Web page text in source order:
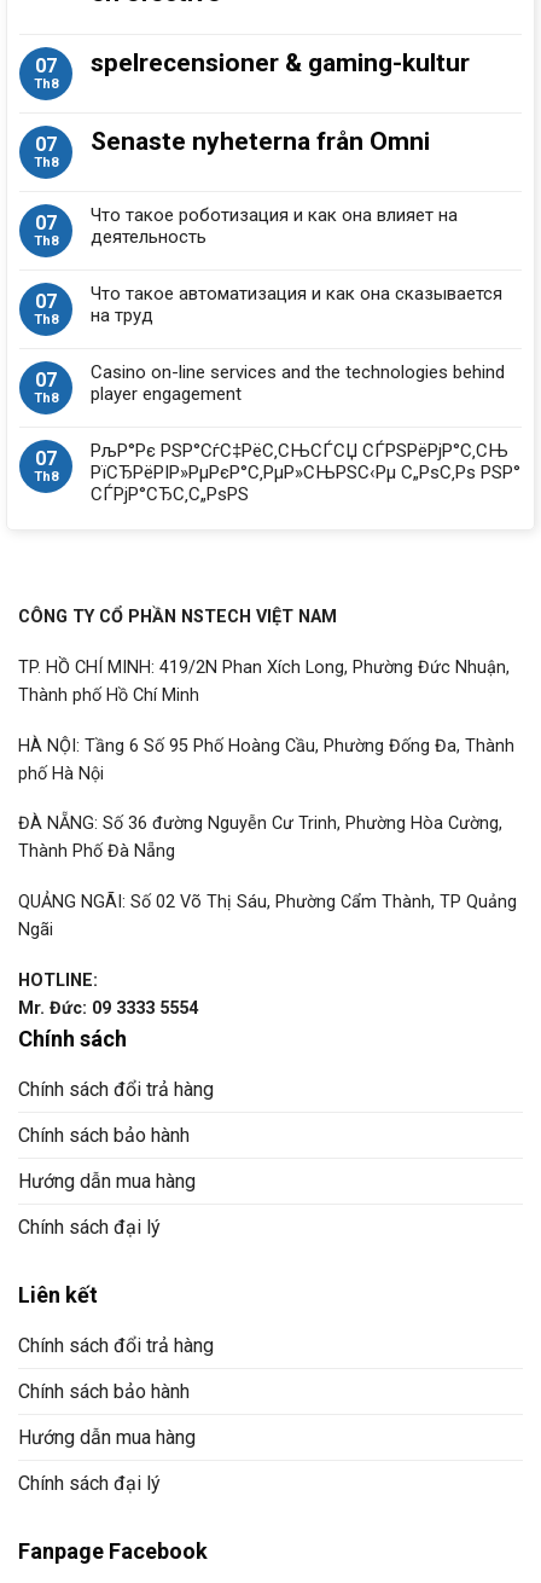
07
Th8
spelrecensioner & gaming-kultur
07
Th8
Senaste nyheterna från Omni
07
Th8
Что такое роботизация и как она влияет на
деятельность
07
Th8
Что такое автоматизация и как она сказывается
на труд
07
Th8
Casino on-line services and the technologies behind
player engagement
07
Th8
РљР°Рє РЅР°СѓС‡РёС‚СЊСЃСЏ СЃРЅРёРјР°С‚СЊ
РїСЂРёРІР»РµРєР°С‚РµР»СЊРЅС‹Рµ С„РѕС‚Рѕ РЅР°
СЃРјР°СЂС‚С„РѕРЅ
CÔNG TY CỔ PHẦN NSTECH VIỆT NAM
TP. HỒ CHÍ MINH: 419/2N Phan Xích Long, Phường Đức Nhuận,
Thành phố Hồ Chí Minh
HÀ NỘI: Tầng 6 Số 95 Phố Hoàng Cầu, Phường Đống Đa, Thành
phố Hà Nội
ĐÀ NẴNG: Số 36 đường Nguyễn Cư Trinh, Phường Hòa Cường,
Thành Phố Đà Nẵng
QUẢNG NGÃI: Số 02 Võ Thị Sáu, Phường Cẩm Thành, TP Quảng
Ngãi
HOTLINE:
Mr. Đức: 09 3333 5554
Chính sách
Chính sách đổi trả hàng
Chính sách bảo hành
Hướng dẫn mua hàng
Chính sách đại lý
Liên kết
Chính sách đổi trả hàng
Chính sách bảo hành
Hướng dẫn mua hàng
Chính sách đại lý
Fanpage Facebook